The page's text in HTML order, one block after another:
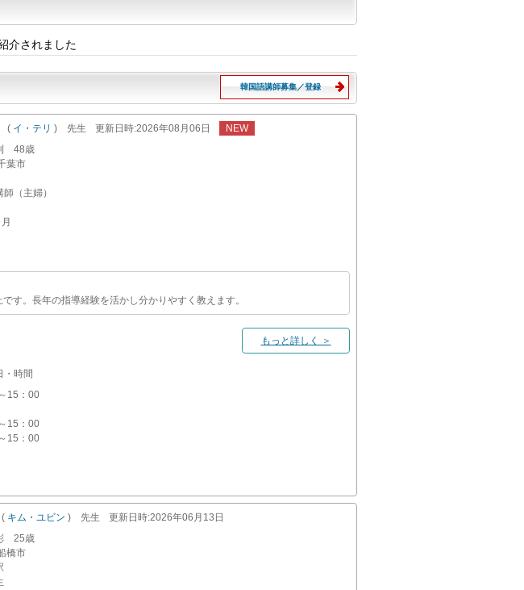
介されました
韓国語講師募集／登録
( イ・テリ ) 先生 更新日時:2026年08月06日
NEW
48歳
葉市
（主婦）
す。長年の指導経験を活かし分かりやすく教えます。
もっと詳しく ＞
・時間
15：00
15：00
15：00
( キム・ユビン ) 先生 更新日時:2026年06月13日
25歳
橋市